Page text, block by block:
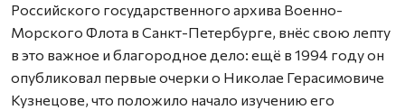
Российского государственного архива Военно-
Морского Флота в Санкт-Петербурге, внёс свою лепту
в это важное и благородное дело: ещё в 1994 году он
опубликовал первые очерки о Николае Герасимовиче
Кузнецове, что положило начало изучению его